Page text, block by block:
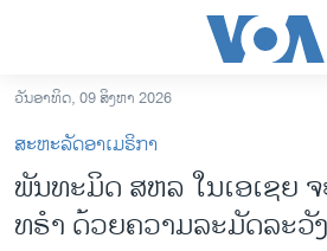
ເຂົ້າ
ຫາ
ຂ້າມ
ຂ້າມ
ຂ້າມ
ລາວ
ອາເມຣິກາ
ວັນອາທິດ, 09 ສິງຫາ 2026
ສະຫະລັດອາເມຣິກາ
ພັນທະມິດ ສຫລ ໃນເອເຊຍ
ທຣຳ ດ້ວຍຄວາມລະມັດລະວັງ